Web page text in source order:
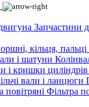
Запчастини
Фільтра